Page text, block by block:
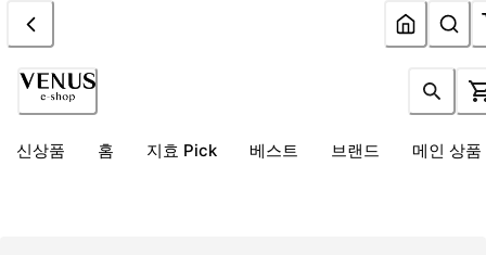
신상품 홈 지효 Pick 베스트 브랜드 메인 상품